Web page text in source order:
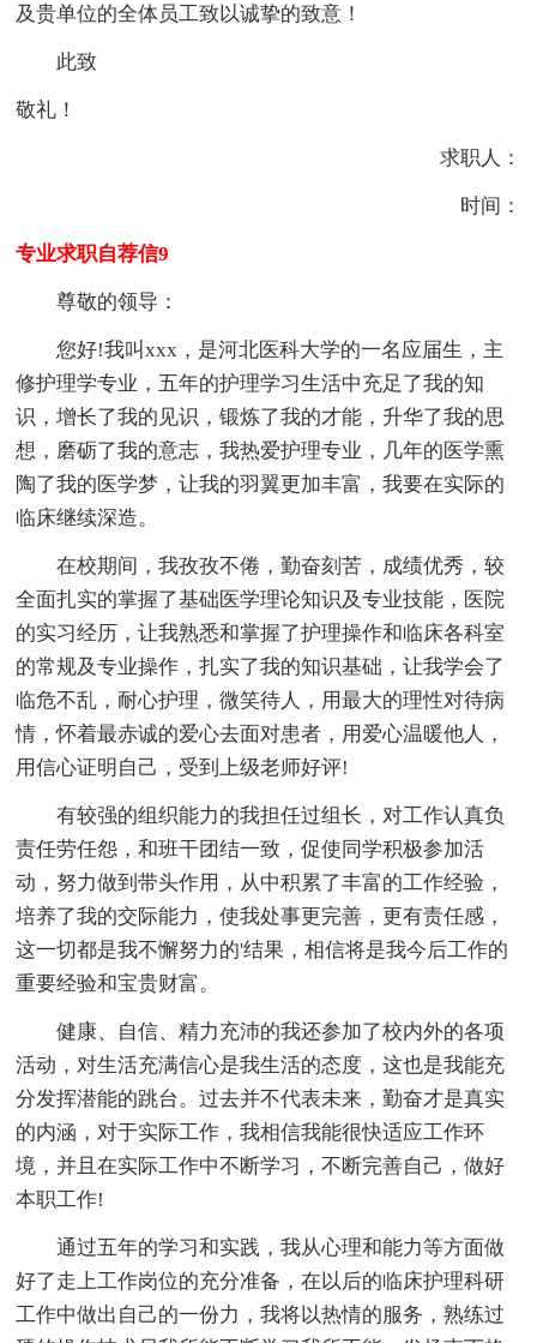
及贵单位的全体员工致以诚挚的致意！
此致
敬礼！
求职人：
时间：
专业求职自荐信9
尊敬的领导：
您好!我叫xxx，是河北医科大学的一名应届生，主
修护理学专业，五年的护理学习生活中充足了我的知
识，增长了我的见识，锻炼了我的才能，升华了我的思
想，磨砺了我的意志，我热爱护理专业，几年的医学熏
陶了我的医学梦，让我的羽翼更加丰富，我要在实际的
临床继续深造。
在校期间，我孜孜不倦，勤奋刻苦，成绩优秀，较
全面扎实的掌握了基础医学理论知识及专业技能，医院
的实习经历，让我熟悉和掌握了护理操作和临床各科室
的常规及专业操作，扎实了我的知识基础，让我学会了
临危不乱，耐心护理，微笑待人，用最大的理性对待病
情，怀着最赤诚的爱心去面对患者，用爱心温暖他人，
用信心证明自己，受到上级老师好评!
有较强的组织能力的我担任过组长，对工作认真负
责任劳任怨，和班干团结一致，促使同学积极参加活
动，努力做到带头作用，从中积累了丰富的工作经验，
培养了我的交际能力，使我处事更完善，更有责任感，
这一切都是我不懈努力的'结果，相信将是我今后工作的
重要经验和宝贵财富。
健康、自信、精力充沛的我还参加了校内外的各项
活动，对生活充满信心是我生活的态度，这也是我能充
分发挥潜能的跳台。过去并不代表未来，勤奋才是真实
的内涵，对于实际工作，我相信我能很快适应工作环
境，并且在实际工作中不断学习，不断完善自己，做好
本职工作!
通过五年的学习和实践，我从心理和能力等方面做
好了走上工作岗位的充分准备，在以后的临床护理科研
工作中做出自己的一份力，我将以热情的服务，熟练过